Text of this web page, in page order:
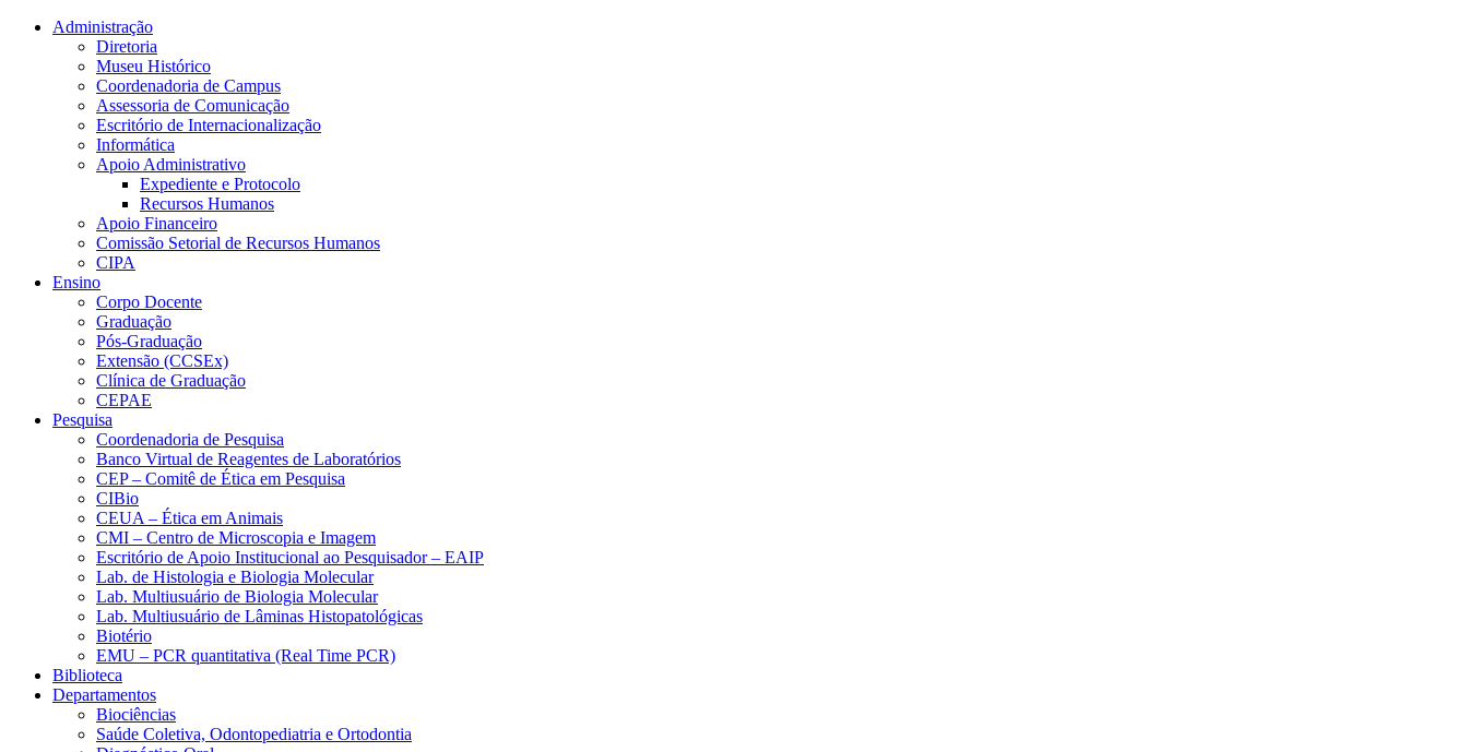
Conteúdo principal Menu principal
Administração
Diretoria
Museu Histórico
Coordenadoria de Campus
Assessoria de Comunicação
Escritório de Internacionalização
Informática
Apoio Administrativo
Expediente e Protocolo
Recursos Humanos
Apoio Financeiro
Comissão Setorial de Recursos Humanos
CIPA
Ensino
Corpo Docente
Graduação
Pós-Graduação
Extensão (CCSEx)
Clínica de Graduação
CEPAE
Pesquisa
Coordenadoria de Pesquisa
Banco Virtual de Reagentes de Laboratórios
CEP – Comitê de Ética em Pesquisa
CIBio
CEUA – Ética em Animais
CMI – Centro de Microscopia e Imagem
Escritório de Apoio Institucional ao Pesquisador – EAIP
Lab. de Histologia e Biologia Molecular
Lab. Multiusuário de Biologia Molecular
Lab. Multiusuário de Lâminas Histopatológicas
Biotério
EMU – PCR quantitativa (Real Time PCR)
Biblioteca
Departamentos
Biociências
Saúde Coletiva, Odontopediatria e Ortodontia